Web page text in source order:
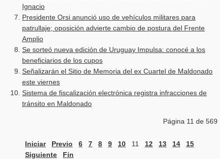
Ignacio
Presidente Orsi anunció uso de vehículos militares para
patrullaje; oposición advierte cambio de postura del Frente
Amplio
Se sorteó nueva edición de Uruguay Impulsa: conocé a los
beneficiarios de los cupos
Señalizarán el Sitio de Memoria del ex Cuartel de Maldonado
este viernes
Sistema de fiscalización electrónica registra infracciones de
tránsito en Maldonado
Página 11 de 569
Iniciar Previo 6 7 8 9 10 11 12 13 14
15
Siguiente
Fin